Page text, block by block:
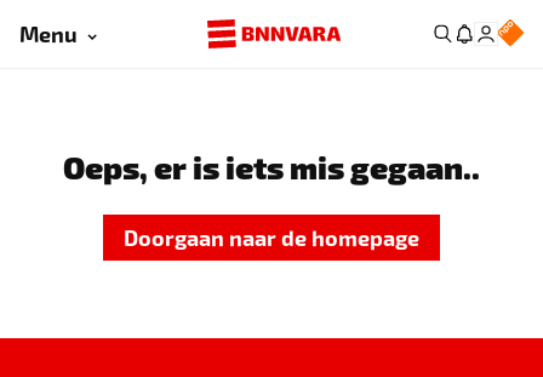
Menu
Oeps, er is iets mis gegaan..
Doorgaan naar de homepage